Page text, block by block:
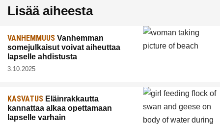
Lisää aiheesta
VANHEMMUUS Vanhemman
somejulkaisut voivat aiheuttaa
lapselle ahdistusta
3.10.2025
KASVATUS Eläinrakkautta
kannattaa alkaa opettamaan
lapselle varhain